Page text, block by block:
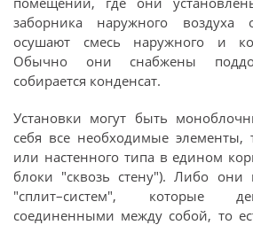
заборника наружного
осушают смесь наружного и
Обычно они снабжены
собирается конденсат.
Установки могут быть
себя все необходимые элементы,
или настенного типа в едином
блоки "сквозь стену"). Либо
"сплит–систем", которые
соединенными между собой, то